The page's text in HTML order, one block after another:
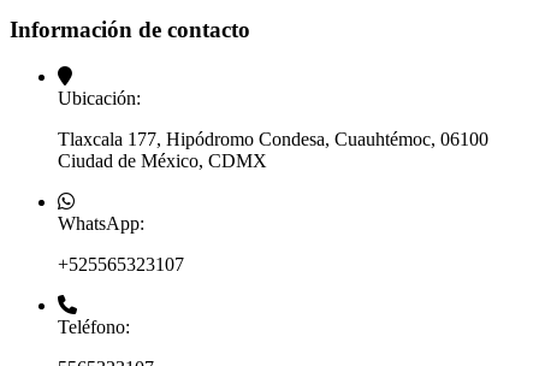
Información de contacto
Ubicación:
Tlaxcala 177, Hipódromo Condesa, Cuauhtémoc, 06100
Ciudad de México, CDMX
WhatsApp:
+525565323107
Teléfono: